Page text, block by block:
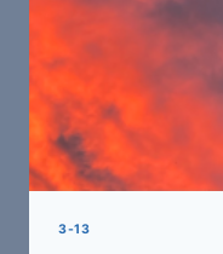
3-13